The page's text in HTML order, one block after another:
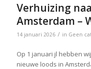
Verhuizing
Amsterdam –
14 januari 2026 / in Geen
Op 1 januari jl hebben
nieuwe loods in